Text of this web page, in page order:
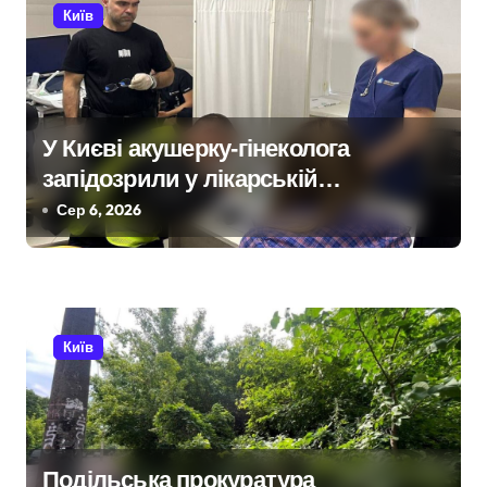
в
Київ
У Києві акушерку-гінеколога
запідозрили у лікарській
недбалості після втрати вагітності
після операції
Сер 6, 2026
Київ
Подільська прокуратура